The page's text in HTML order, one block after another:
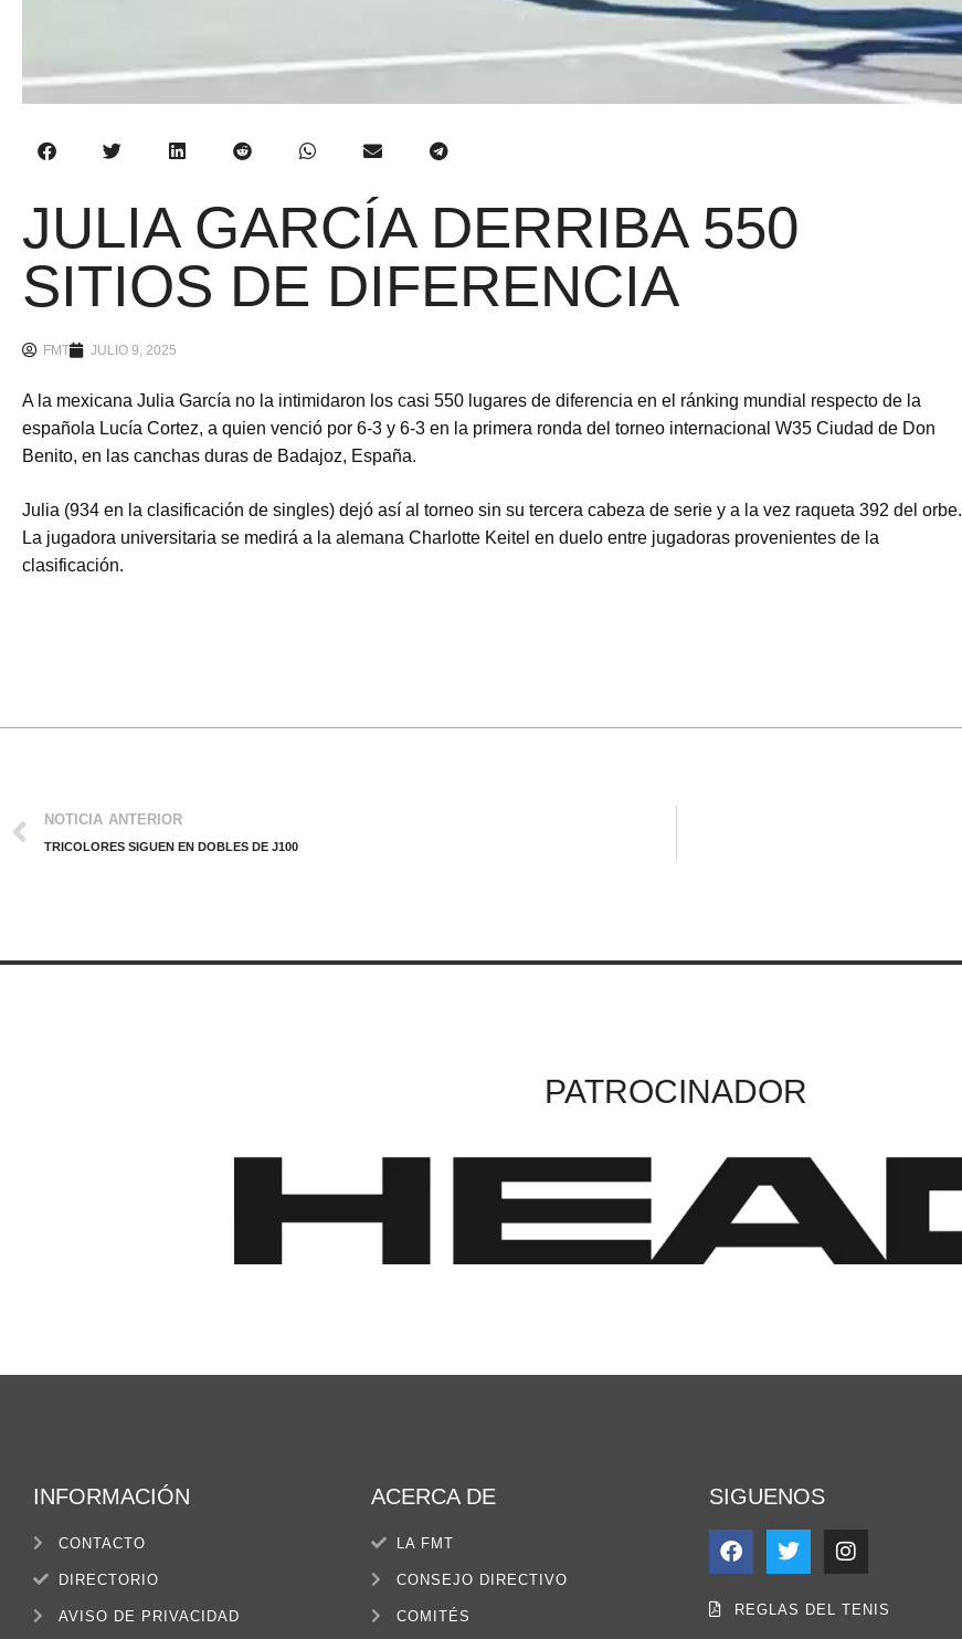
JULIA GARCÍA DERRIBA 550
SITIOS DE DIFERENCIA
FMT JULIO 9, 2025
A la mexicana Julia García no la intimidaron los casi 550 lugares de diferencia en el ránking mundial respecto de la
española Lucía Cortez, a quien venció por 6-3 y 6-3 en la primera ronda del torneo internacional W35 Ciudad de Don
Benito, en las canchas duras de Badajoz, España.
Julia (934 en la clasificación de singles) dejó así al torneo sin su tercera cabeza de serie y a la vez raqueta 392 del orbe.
La jugadora universitaria se medirá a la alemana Charlotte Keitel en duelo entre jugadoras provenientes de la
clasificación.
NOTICIA ANTERIOR
TRICOLORES SIGUEN EN DOBLES DE J100
PATROCINADOR
INFORMACIÓN
CONTACTO
DIRECTORIO
AVISO DE PRIVACIDAD
ACERCA DE
LA FMT
CONSEJO DIRECTIVO
COMITÉS
SIGUENOS
REGLAS DEL TENIS